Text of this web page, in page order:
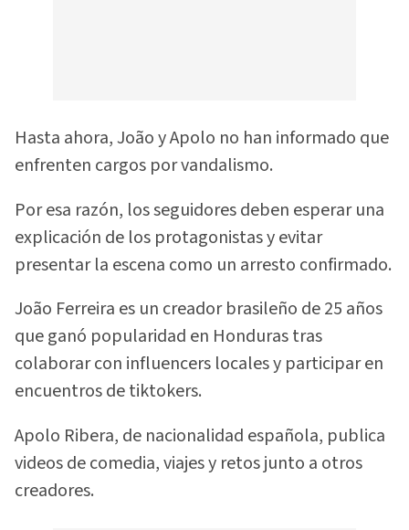
Hasta ahora, João y Apolo no han informado que
enfrenten cargos por vandalismo.
Por esa razón, los seguidores deben esperar una
explicación de los protagonistas y evitar
presentar la escena como un arresto confirmado.
João Ferreira es un creador brasileño de 25 años
que ganó popularidad en Honduras tras
colaborar con influencers locales y participar en
encuentros de tiktokers.
Apolo Ribera, de nacionalidad española, publica
videos de comedia, viajes y retos junto a otros
creadores.